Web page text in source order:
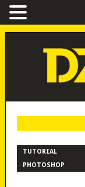
TUTORIAL
PHOTOSHOP